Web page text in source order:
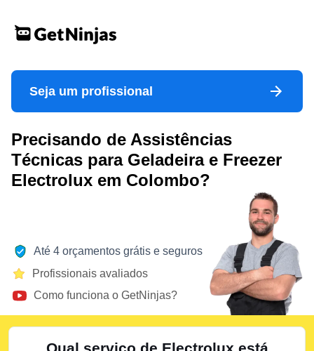
Seja um profissional
Precisando de Assistências
Técnicas para Geladeira e Freezer
Electrolux em Colombo?
Até 4 orçamentos grátis e seguros
Profissionais avaliados
Como funciona o GetNinjas?
Qual serviço de Electrolux está